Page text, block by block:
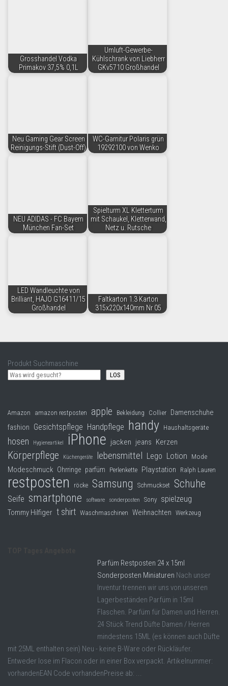
Grosshandel Vodka
Primakov 37,5% 0,1L
Umluft-Gewerbe-
Kühlschrank von Liebherr
GKv5710 Großhandel
Neu Gaming Gear Screen
Reinigungs-Stift (Dust-Off)
WC-Garnitur Polaris grün
19292100 von Wenko
NEU ADIDAS - FC Bayern
München Fan-Set
Spielturm XL Kletterturm
mit Schaukel, Kletterwand,
Netz u. Rutsche
LED Wandleuchte von
Brilliant, HAJO G16411/15
Großhandel
Faltkarton 1.3 Karton
315x220x140mm Nr 05
Produkt Suchmaschine
LOS
Amazon amazon restposten apple Bekleidung Collier Damenschuhe
fashion Gesichtspflege Handpflege handy Haushaltsgeräte
hosen Hygieneartikel iPhone jacken jeans Kerzen
Körperpflege Küchengeräte lebensmittel Lego Lotion Mode
Modeschmuck Ohrringe parfüm Perlenkette Playstation Ralph Lauren
restposten röcke Samsung Schmuckset Schuhe
Seife smartphone software sonderposten Sony spielzeug
Tommy Hilfiger t shirt Waschmaschinen Weihnachten Werkzeug
Parfüm Restposten 24 x 15ml
Sonderposten Miniaturen Nach unser
Inventur trennen wir uns von unseren
Lagerbeständen Parfüm in 15ml
Flaschen. Parfüm für Damen und Herren.
24 Stück Trend Düfte Damen / Herren
mindestens 15ML (es können auch Düfte
mit 25ML enthalten sein) Neu - keine B-Ware oder Rückläufer.
Entweder lose im Flacon oder in einer Box verpackt. Artikelnummer:
vorhandenEAN Code vorhandenPreise ab: ...